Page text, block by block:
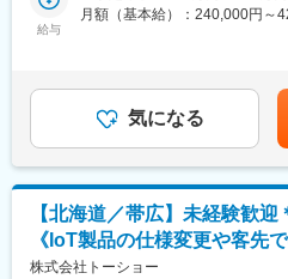
（1）社会貢献できる・お客様
（2）社会貢献できる、客様に
（3）様々な業界の普段会えな
【企業紹介WEBページ】
■会社概要
https://www.youtube.com/
■採用サイト内動画ページ
https://trim-saiyo.jp/movie/
・当社にて、人工透析装置、関
■業務詳細：
◇担当製品：
・人工透析装置（血液関連装
・営業先はDr、臨床工学技士
り、直販と代理店半々となりま
◇担当顧客層
・4300施設（全国）のうち大半
給与
月額（基本給）：240,000円～
金はあくまでも目安の金額で
があります。月給(月額)は固定
気になる
【北海道／帯広】未経験歓
《IoT製品の仕様変更や客先
株式会社トーショー